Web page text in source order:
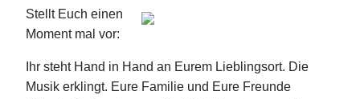
Stellt Euch einen
Moment mal vor:
Ihr steht Hand in Hand an Eurem Lieblingsort. Die
Musik erklingt. Eure Familie und Eure Freunde